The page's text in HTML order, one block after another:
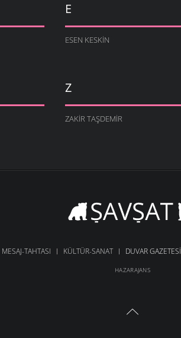
E
ESEN KESKIN
Z
ZAKIR TAŞDEMIR
MESAJ-TAHTASI KÜLTÜR-SANAT DUVAR GAZETESI
HAZARAJANS